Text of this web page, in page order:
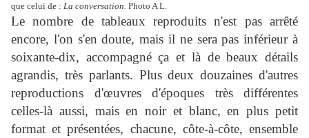
que celui de : La conversation. Photo A L.
Le nombre de tableaux reproduits n'est pas arrêté
encore, l'on s'en doute, mais il ne sera pas inférieur à
soixante-dix, accompagné ça et là de beaux détails
agrandis, très parlants. Plus deux douzaines d'autres
reproductions d'œuvres d'époques très différentes
celles-là aussi, mais en noir et blanc, en plus petit
format et présentées, chacune, côte-à-côte, ensemble